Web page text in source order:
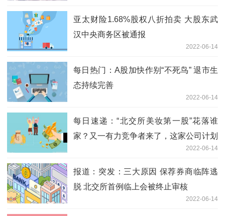
亚太财险1.68%股权八折拍卖 大股东武
汉中央商务区被通报
2022-06-14
每日热门：A股加快作别“不死鸟” 退市生
态持续完善
2022-06-14
每日速递：“北交所美妆第一股”花落谁
家？又一有力竞争者来了，这家公司计划
2022-06-14
报道：突发：三大原因 保荐券商临阵逃
脱 北交所首例临上会被终止审核
2022-06-14